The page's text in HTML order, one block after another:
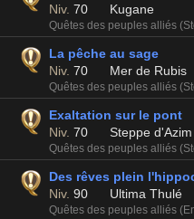
Niv. 70 Kugane
Quêtes des peuples alliés
La pêche au sage
Niv. 70 Mer de Rubis
Quêtes des peuples alliés
Exaltation sur le pont
Niv. 70 Steppe d'Azim
Quêtes des peuples alliés
Des rêves plein
Niv. 90 Ultima Thulé
Quêtes des peuples alliés